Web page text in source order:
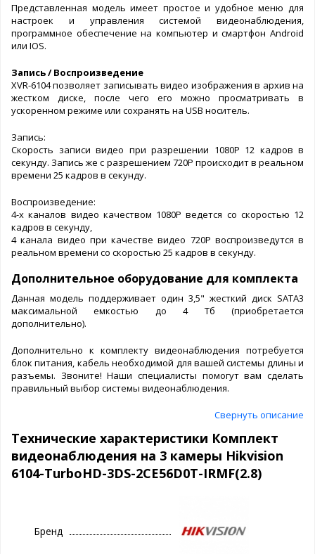
Представленная модель имеет простое и удобное меню для
настроек и управления системой видеонаблюдения,
программное обеспечение на компьютер и смартфон Android
или IOS.
Запись / Воспроизведение
XVR-6104 позволяет записывать видео изображения в архив на
жестком диске, после чего его можно просматривать в
ускоренном режиме или сохранять на USB носитель.
Запись:
Скорость записи видео при разрешении 1080P 12 кадров в
секунду. Запись же с разрешением 720P происходит в реальном
времени 25 кадров в секунду.
Воспроизведение:
4-х каналов видео качеством 1080P ведется со скоростью 12
кадров в секунду,
4 канала видео при качестве видео 720P воспроизведутся в
реальном времени со скоростью 25 кадров в секунду.
Дополнительное оборудование для комплекта
Данная модель поддерживает один 3,5" жесткий диск SATA3
максимальной емкостью до 4 Тб (приобретается
дополнительно).
Дополнительно к комплекту видеонаблюдения потребуется
блок питания, кабель необходимой для вашей системы длины и
разъемы. Звоните! Наши специалисты помогут вам сделать
правильный выбор системы видеонаблюдения.
Свернуть описание
Технические характеристики Комплект
видеонаблюдения на 3 камеры Hikvision
6104-TurboHD-3DS-2CE56D0T-IRMF(2.8)
Бренд